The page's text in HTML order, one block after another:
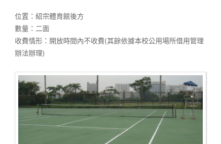
位置：紹宗體育館後方
數量：二面
收費情形：開放時間內不收費(其餘依據本校公用場所借用管理
辦法辦理)